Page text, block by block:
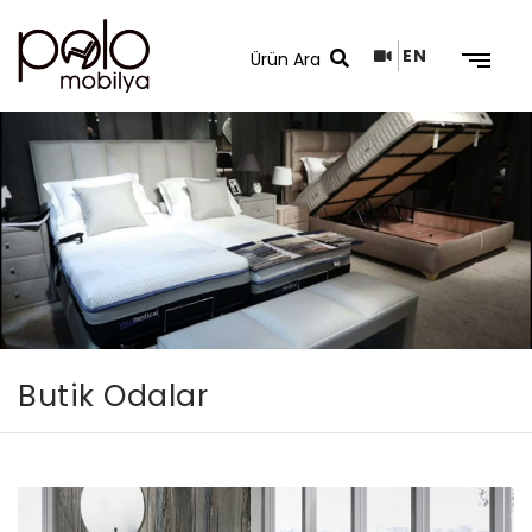
EN
Butik Odalar
Arama Sonuçları